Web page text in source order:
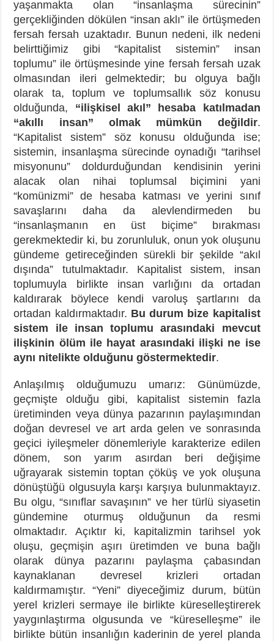
yaşanmakta olan “insanlaşma sürecinin”
gerçekliğinden dökülen “insan aklı” ile örtüşmeden
fersah fersah uzaktadır. Bunun nedeni, ilk nedeni
belirttiğimiz gibi “kapitalist sistemin” insan
toplumu” ile örtüşmesinde yine fersah fersah uzak
olmasından ileri gelmektedir; bu olguya bağlı
olarak ta, toplum ve toplumsallık söz konusu
olduğunda, “ilişkisel akıl” hesaba katılmadan
“akıllı insan” olmak mümkün değildir.
“Kapitalist sistem” söz konusu olduğunda ise;
sistemin, insanlaşma sürecinde oynadığı “tarihsel
misyonunu” doldurduğundan kendisinin yerini
alacak olan nihai toplumsal biçimini yani
“komünizmi” de hesaba katması ve yerini sınıf
savaşlarını daha da alevlendirmeden bu
“insanlaşmanın en üst biçime” bırakması
gerekmektedir ki, bu zorunluluk, onun yok oluşunu
gündeme getireceğinden sürekli bir şekilde “akıl
dışında” tutulmaktadır. Kapitalist sistem, insan
toplumuyla birlikte insan varlığını da ortadan
kaldırarak böylece kendi varoluş şartlarını da
ortadan kaldırmaktadır. Bu durum bize kapitalist
sistem ile insan toplumu arasındaki mevcut
ilişkinin ölüm ile hayat arasındaki ilişki ne ise
aynı nitelikte olduğunu göstermektedir.
Anlaşılmış olduğumuzu umarız: Günümüzde,
geçmişte olduğu gibi, kapitalist sistemin fazla
üretiminden veya dünya pazarının paylaşımından
doğan devresel ve art arda gelen ve sonrasında
geçici iyileşmeler dönemleriyle karakterize edilen
dönem, son yarım asırdan beri değişime
uğrayarak sistemin toptan çöküş ve yok oluşuna
dönüştüğü olgusuyla karşı karşıya bulunmaktayız.
Bu olgu, “sınıflar savaşının” ve her türlü siyasetin
gündemine oturmuş olduğunun da resmi
olmaktadır. Açıktır ki, kapitalizmin tarihsel yok
oluşu, geçmişin aşırı üretimden ve buna bağlı
olarak dünya pazarını paylaşma çabasından
kaynaklanan devresel krizleri ortadan
kaldırmamıştır. “Yeni” diyeceğimiz durum, bütün
yerel krizleri sermaye ile birlikte küreselleştirerek
yaygınlaştırma olgusunda ve “küreselleşme” ile
birlikte bütün insanlığın kaderinin de yerel planda